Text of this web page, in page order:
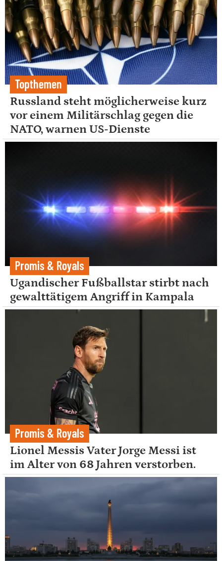
Topthemen
Russland steht möglicherweise kurz
vor einem Militärschlag gegen die
NATO, warnen US-Dienste
Promis & Royals
Ugandischer Fußballstar stirbt nach
gewalttätigem Angriff in Kampala
Promis & Royals
Lionel Messis Vater Jorge Messi ist
im Alter von 68 Jahren verstorben.